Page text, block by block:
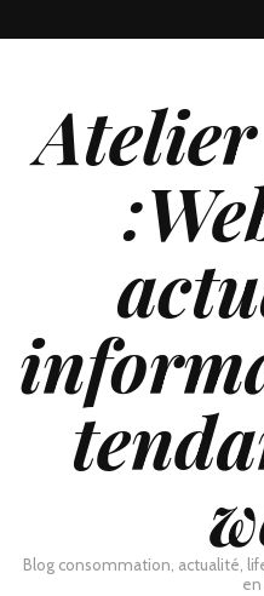
Blog consommation, actualité,